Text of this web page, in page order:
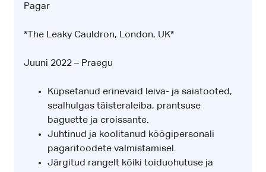
Pagar
*The Leaky Cauldron, London, UK*
Juuni 2022 – Praegu
Küpsetanud erinevaid leiva- ja saiatooted,
sealhulgas täisteraleiba, prantsuse
baguette ja croissante.
Juhtinud ja koolitanud köögipersonali
pagaritoodete valmistamisel.
Järgitud rangelt kõiki toiduohutuse ja